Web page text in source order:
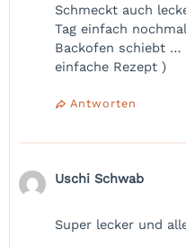
Schmeckt auch
Tag einfach
Backofen schiebt …
einfache Rezept )
Antworten
Uschi Schwab
Super lecker und